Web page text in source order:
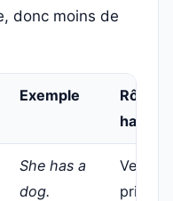
donc moins de
Exemple
Rôle de
have
She has a
dog.
Verbe